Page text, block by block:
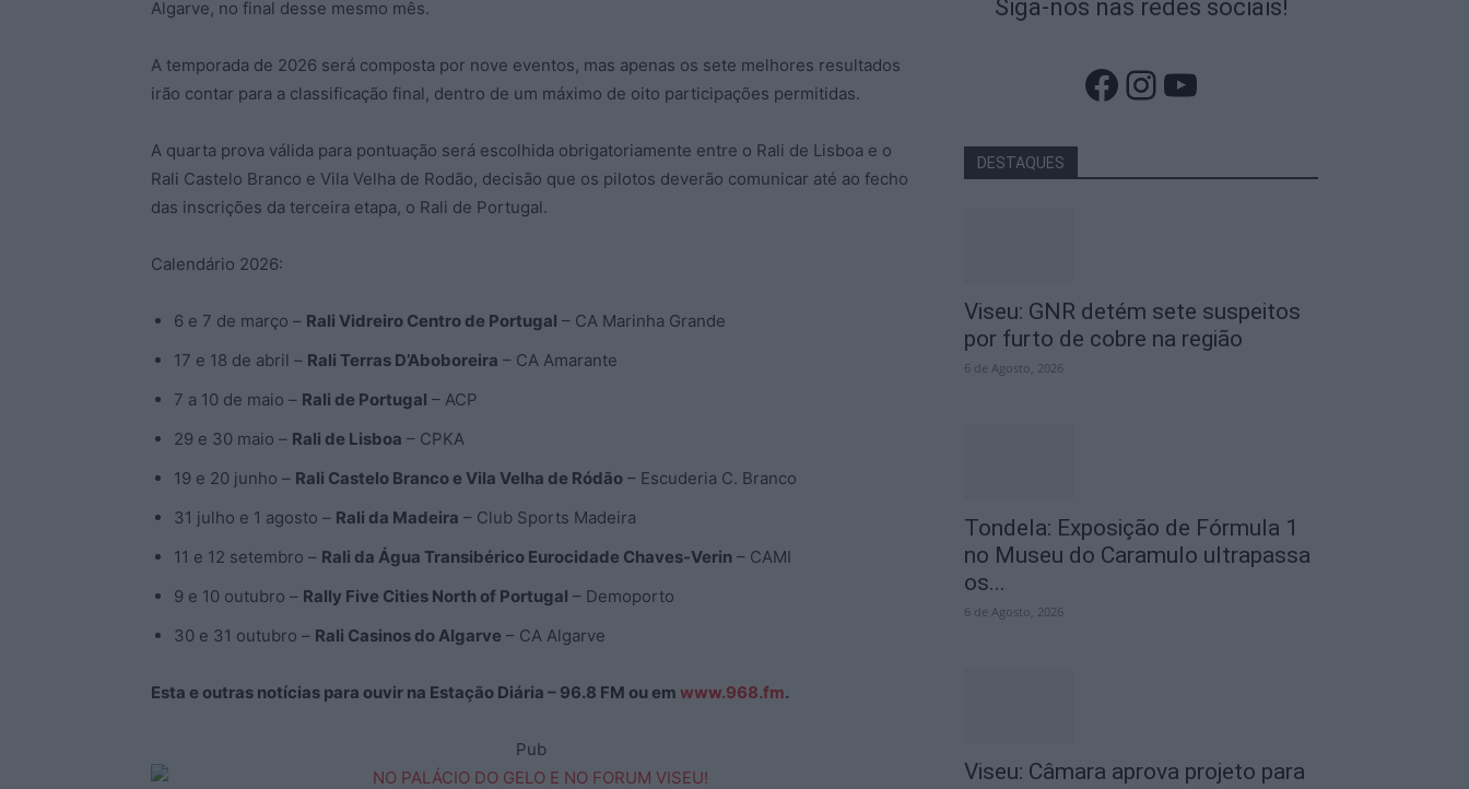
Algarve, no final desse mesmo mês.
A temporada de 2026 será composta por nove eventos, mas apenas os sete melhores resultados
irão contar para a classificação final, dentro de um máximo de oito participações permitidas.
A quarta prova válida para pontuação será escolhida obrigatoriamente entre o Rali de Lisboa e o
Rali Castelo Branco e Vila Velha de Rodão, decisão que os pilotos deverão comunicar até ao fecho
das inscrições da terceira etapa, o Rali de Portugal.
Calendário 2026:
6 e 7 de março – Rali Vidreiro Centro de Portugal – CA Marinha Grande
17 e 18 de abril – Rali Terras D’Aboboreira – CA Amarante
7 a 10 de maio – Rali de Portugal – ACP
29 e 30 maio – Rali de Lisboa – CPKA
19 e 20 junho – Rali Castelo Branco e Vila Velha de Ródão – Escuderia C. Branco
31 julho e 1 agosto – Rali da Madeira – Club Sports Madeira
11 e 12 setembro – Rali da Água Transibérico Eurocidade Chaves-Verin – CAMI
9 e 10 outubro – Rally Five Cities North of Portugal – Demoporto
30 e 31 outubro – Rali Casinos do Algarve – CA Algarve
Esta e outras notícias para ouvir na Estação Diária – 96.8 FM ou em www.968.fm.
Pub
Siga-nos nas redes sociais!
Facebook
Instagram
YouTube
DESTAQUES
Viseu: GNR detém sete suspeitos
por furto de cobre na região
6 de Agosto, 2026
Tondela: Exposição de Fórmula 1
no Museu do Caramulo ultrapassa
os...
6 de Agosto, 2026
Viseu: Câmara aprova projeto para